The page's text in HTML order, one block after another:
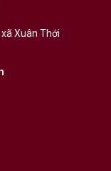
Xuân Thới